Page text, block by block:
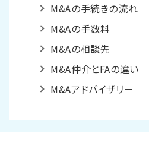
M&Aの手続きの流れ
M&Aの手数料
M&Aの相談先
M&A仲介とFAの違い
M&Aアドバイザリー